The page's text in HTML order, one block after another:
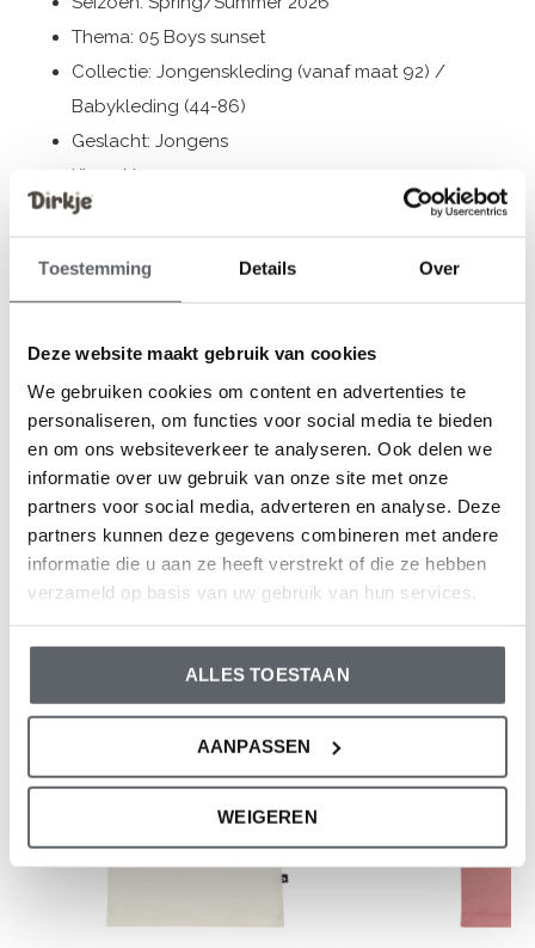
Toestemming Details Over
Deze website maakt gebruik van cookies
We gebruiken cookies om content en advertenties te
personaliseren, om functies voor social media te bieden
en om ons websiteverkeer te analyseren. Ook delen we
informatie over uw gebruik van onze site met onze
partners voor social media, adverteren en analyse. Deze
partners kunnen deze gegevens combineren met andere
informatie die u aan ze heeft verstrekt of die ze hebben
verzameld op basis van uw gebruik van hun services.
ALLES TOESTAAN
AANPASSEN
WEIGEREN
Thema: 05 Boys sunset
Collectie: Jongenskleding (vanaf maat 92) /
Babykleding (44-86)
Geslacht: Jongens
Kleur: Navy
Samenstelling: 100% Cotton
Artikelnummer: N58734-35
maat te kiezen op basis van de lengte van je kind. Twijfel
je toch nog, klik dan
voor onze maattabel.
Reviews
0
En wat vind je van deze?